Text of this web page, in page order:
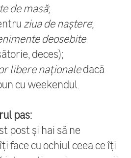
de masă;
ziua de naștere;
deosebite
deces);
libere naționaledacă
cu weekendul.
pas:
post și hai să ne
face cu ochiul ceea ce îți